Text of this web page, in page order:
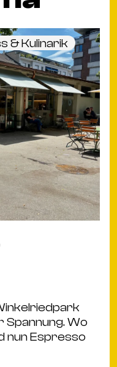
& Kulinarik
Wo
nun Espresso